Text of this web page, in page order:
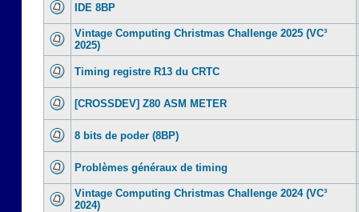
IDE 8BP
Vintage Computing Christmas Challenge 2025 (VC³
2025)
Timing registre R13 du CRTC
[CROSSDEV] Z80 ASM METER
8 bits de poder (8BP)
Problèmes généraux de timing
Vintage Computing Christmas Challenge 2024 (VC³
2024)